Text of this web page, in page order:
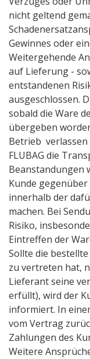
nicht geltend
Gewinnes oder
Weitergehende
auf Lieferung -
entstandenen
ausgeschlossen.
sobald die Ware
übergeben
Betrieb verlassen
FLUBAG die
Beanstandungen
Kunde
innerhalb der
machen. Bei
Risiko,
Eintreffen der
Sollte die
zu vertreten hat,
Lieferant seine
erfüllt), wird der
informiert. In
vom Vertrag
Zahlungen des
Weitere